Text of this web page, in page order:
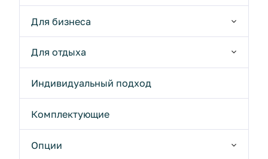
Для бизнеса
Для отдыха
Индивидуальный подход
Комплектующие
Опции